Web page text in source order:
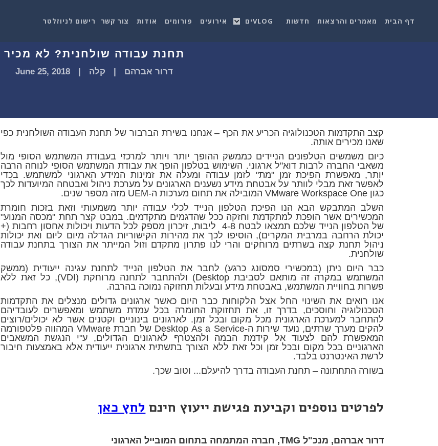
דף הבית מאמרים והרצאות חדשות VLOGים אירועים פורומים אודות צור קשר רישום לניוזלטר
תחנת עבודה שולחנית? לא מכיר
דרור אברהם | קלה |
June 25, 2018
קצב התקדמות הטכנולוגיה הכריע את הכף – אנחנו בשירת הברבור של תחנת העבודה השולחנית כפי
שאנו מכירים אותה.
כיום משמשים הטלפונים הניידים כממשק ההופך יותר ויותר למרכזי בעבודת המשתמש הסופי מול
משאבי החברה לרבות דוא"ל ארגוני. השימוש בטלפון הופך את עבודת המשתמש הסופי לנוחה הרבה
יותר, מאפשרת הפיכת זמן "מת" לזמן עבודה ומעלה את זמינות המידע הארגוני למשתמש. בכדי
לאפשר זאת מבלי לוותר על אבטחת מידע נשענים הארגונים על מערכת ניהול ואבטחה המיועדות לכך
כגון VMware Workspace One המובילה את תחום מערכות ה-UEM מזה מספר שנים.
השלב המתבקש הבא הנו הפיכת הטלפון הנייד לכלי עבודה יותר משמעותי וזאת בזכות חומרת
המכשירים אשר הופכת למתקדמת וחזקה ככל שהדגמים מתקדמים. במבט קצר תחת "מכסה המנוע"
של הטלפון הנייד שלכם תמצאו לבטח 4-8 ליבות, זיכרון מספק לכל הדעות ויכולות אחסון רחבות (+
יכולת הרחבה במרבית המקרים), הוסיפו לכך את מהירות הקישוריות הגדלה מיום ליום ואת יכולות
ניהול תחנת קצה בשרתים מרוחקים והרי לנו פתרון מתקדם וזול המייתר את הצורך בתחנת עבודה
שולחנית.
כבר היום ניתן (במכשירי סמסונג כרגע) לחבר את הטלפון הנייד לתחנת עגינה ייעודית (ממשק
המשתמש במקרה זה מותאם לסביבת Desktop) ולהתחבר לתחנה מרוחקת (VDI), כל זאת ללא
פשרות בחוויית המשתמש, באבטחת מידע ובעלות תחזוקה נמוכה בהרבה.
אנו רואים את השינוי החל אצל הלקוחות כבר היום כאשר ארגונים גדולים מנצלים את התקדמות
הטכנולוגיה וחוסכים, בדרך זו, את תחזוקת החומרה בכל עמדת משתמש ומאפשרים לעובדיהם
להתחבר למערכת הארגונית מכל מקום ובכל זמן. לארגונים בינוניים וקטנים אשר לא יכולים/רוצים
להקים מערך שרתים, נועד שירות ה-Desktop As a Service של חברת VMware המהווה פלטפורמה
המאפשרת להם לצעוד אל קידמת הבמה ולהצטרף לארגונים הגדולים, ע"י הנגשת המשאבים
הארגוניים בכל מקום ובכל זמן וכל זאת ללא הצורך בתשתית ארגונית ייעודית אלא באמצעות חיבור
לרשת האינטרנט בלבד.
בשורה התחתונה – תחנת העבודה בדרך להיעלם... וטוב שכך.
לפרטים נוספים וקביעת פגישת ייעוץ חינם לחץ כאן
דרור אברהם, מנכ"ל TMG, חברה המתמחה בתחום המובייל הארגוני